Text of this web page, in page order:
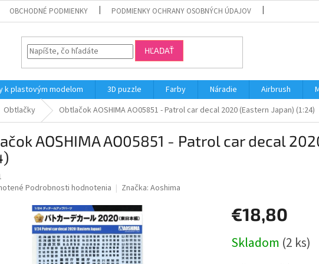
OBCHODNÉ PODMIENKY PODMIENKY OCHRANY OSOBNÝCH ÚDAJOV
HĽADAŤ
k plastovým modelom 3D puzzle Farby Náradie Airbrush
Obtlačky Obtlačok AOSHIMA AO05851 - Patrol car decal 2020 (Eastern Japan) (1:24)
AOSHIMA AO05851 - Patrol car decal
Podrobnosti hodnotenia Značka: Aoshima
€18,80
cena:
Skladom (2 ks)